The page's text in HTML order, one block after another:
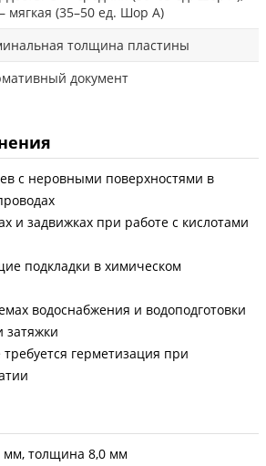
(35–50 ед. Шор А)
толщина пластины
документ
с неровными поверхностями в
и задвижках при работе с кислотами
подкладки в химическом
водоснабжения и водоподготовки
затяжки
требуется герметизация при
мм, толщина 8,0 мм